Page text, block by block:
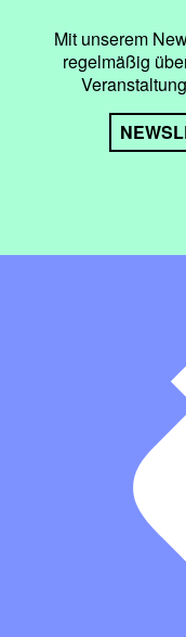
Mit unserem
regelmäßig